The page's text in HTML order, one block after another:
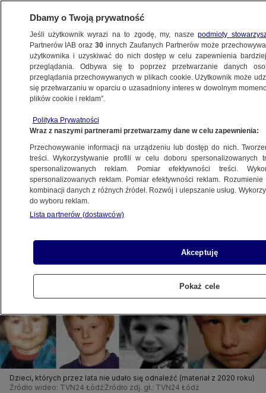
ŁÓDŹ
portretach. Dzieci, których nigdy
nie odnaleziono
9.05.2020, 09:50
Udostępnij
Dzieci, których przez lata nie udało się odnaleźć (materiał z 2020 roku)
Źródło wideo: TVN24 Łódź Źródło zdj. gł.: TVN24 Łódź
Dbamy o Twoją prywatność
Jeśli użytkownik wyrazi na to zgodę, my, naszepodmioty
Partnerów IAB oraz30 innych Zaufanych Partnerów może
użytkownika i uzyskiwać do nich dostęp w celu zapewnienia
przeglądania. Odbywa się to poprzez przetwarzanie danych
przeglądania przechowywanych w plikach cookie. Użytkownik może
się przetwarzaniu w oparciu o uzasadniony interes w dowolnym
plików cookie i reklam”.
Polityka Prywatności
Wraz z naszymi partnerami przetwarzamy dane w celu zapewnienia:
Przechowywanie informacji na urządzeniu lub dostęp do nich.
treści. Wykorzystywanie profili w celu doboru spersonalizowanych
spersonalizowanych reklam. Pomiar efektywności treści.
spersonalizowanych reklam. Pomiar efektywności reklam.
kombinacji danych z różnych źródeł. Rozwój i ulepszanie usług.
do wyboru reklam.
Lista partnerów (dostawców)
Akceptuję
Pokaż cele